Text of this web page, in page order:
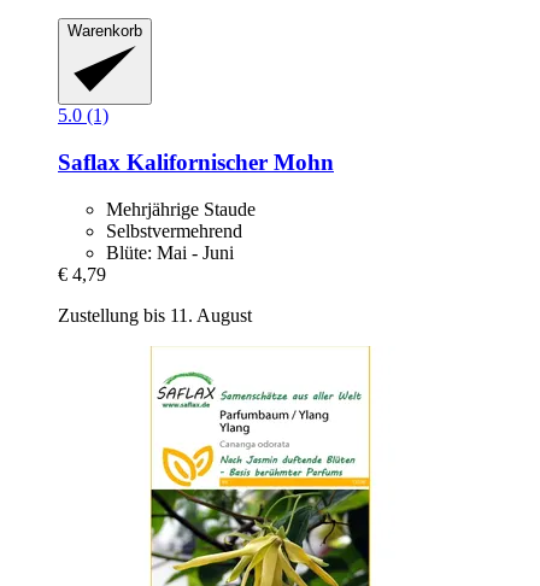
Warenkorb
5.0 (1)
Saflax Kalifornischer Mohn
Mehrjährige Staude
Selbstvermehrend
Blüte: Mai - Juni
€ 4,79
Zustellung bis 11. August